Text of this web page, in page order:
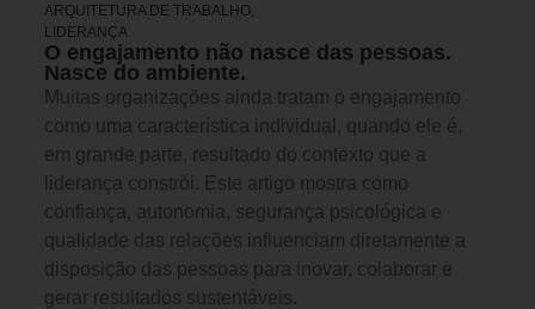
ARQUITETURA DE TRABALHO
LIDERANÇA
O engajamento não nasce das pessoas.
Nasce do ambiente.
Muitas organizações ainda tratam o engajamento
como uma característica individual, quando ele é,
em grande parte, resultado do contexto que a
liderança constrói. Este artigo mostra como
confiança, autonomia, segurança psicológica e
qualidade das relações influenciam diretamente a
disposição das pessoas para inovar, colaborar e
gerar resultados sustentáveis.